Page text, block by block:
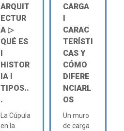
ARQUIT
ECTUR
A ▷
QUÉ ES
Ι
HISTOR
IA Ι
TIPOS..
.
La Cúpula
en la
CARGA
Ι
CARAC
TERÍSTI
CAS Y
CÓMO
DIFERE
NCIARL
OS
Un muro
de carga